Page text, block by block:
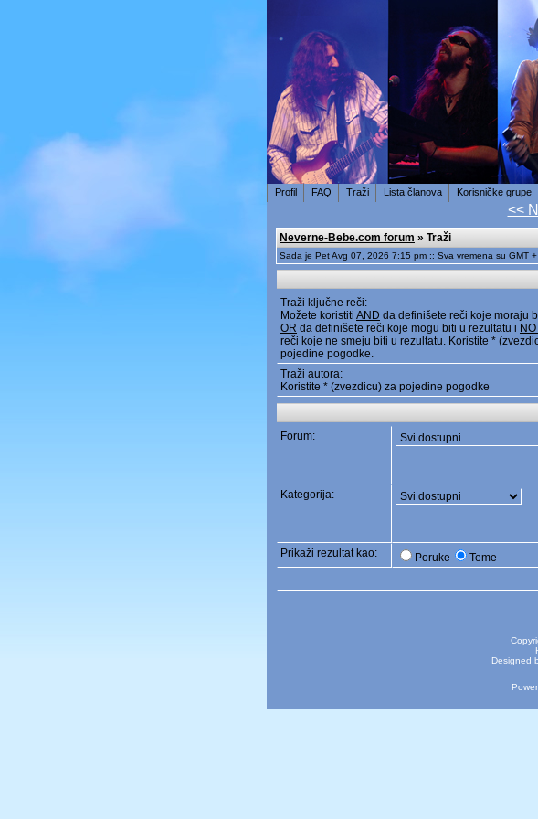
Profil FAQ Traži Lista članova Korisničke grupe
<<
Neverne-Bebe.com forum » Traži
Sada je Pet Avg 07, 2026 7:15 pm :: Sva vremena su GMT
Traži ključne reči:
Možete koristiti AND da definišete reči koje moraju
OR da definišete reči koje mogu biti u rezultatu i
reči koje ne smeju biti u rezultatu. Koristite *
pojedine pogodke.
Traži autora:
Koristite * (zvezdicu) za pojedine pogodke
Forum:
Kategorija:
Prikaži rezultat kao:
Poruke Teme
Designed